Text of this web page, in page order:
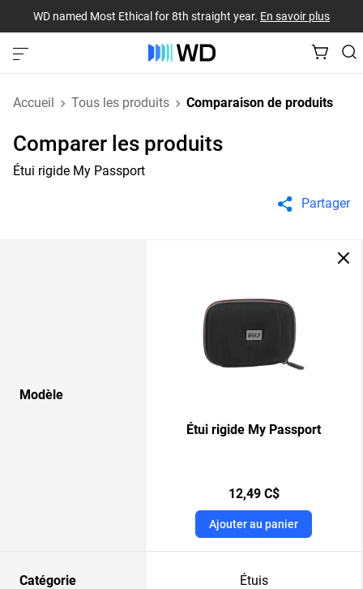
WD named Most Ethical for 8th straight year. En savoir plus
Accueil Tous les produits Comparaison de produits
Comparer les produits
Étui rigide My Passport
Partager
Modèle
Étui rigide My Passport
12,49 C$
Ajouter au panier
Catégorie Étuis